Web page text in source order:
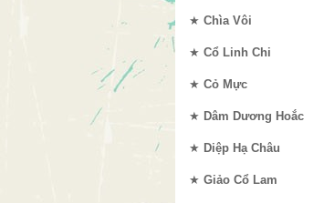
★ Chìa Vôi
★ Cổ Linh Chi
★ Cỏ Mực
★ Dâm Dương Hoắc
★ Diệp Hạ Châu
★ Giảo Cổ Lam